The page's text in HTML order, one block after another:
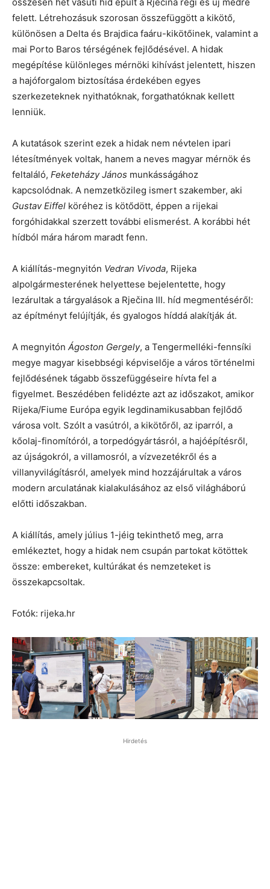
felett. Létrehozásuk szorosan összefüggött a kikötő,
különösen a Delta és Brajdica faáru-kikötőinek, valamint a
mai Porto Baros térségének fejlődésével. A hidak
megépítése különleges mérnöki kihívást jelentett, hiszen
a hajóforgalom biztosítása érdekében egyes
szerkezeteknek nyithatóknak, forgathatóknak kellett
lenniük.
A kutatások szerint ezek a hidak nem névtelen ipari
létesítmények voltak, hanem a neves magyar mérnök és
feltaláló, Feketeházy János munkásságához
kapcsolódnak. A nemzetközileg ismert szakember, aki
Gustav Eiffel köréhez is kötődött, éppen a rijekai
forgóhidakkal szerzett további elismerést. A korábbi hét
hídból mára három maradt fenn.
A kiállítás-megnyitón Vedran Vivoda, Rijeka
alpolgármesterének helyettese bejelentette, hogy
lezárultak a tárgyalások a Rječina III. híd megmentéséről:
az építményt felújítják, és gyalogos híddá alakítják át.
A megnyitón Ágoston Gergely, a Tengermelléki-fennsíki
megye magyar kisebbségi képviselője a város történelmi
fejlődésének tágabb összefüggéseire hívta fel a
figyelmet. Beszédében felidézte azt az időszakot, amikor
Rijeka/Fiume Európa egyik legdinamikusabban fejlődő
városa volt. Szólt a vasútról, a kikötőről, az iparról, a
kőolaj-finomítóról, a torpedógyártásról, a hajóépítésről,
az újságokról, a villamosról, a vízvezetékről és a
villanyvilágításról, amelyek mind hozzájárultak a város
modern arculatának kialakulásához az első világháború
előtti időszakban.
A kiállítás, amely július 1-jéig tekinthető meg, arra
emlékeztet, hogy a hidak nem csupán partokat kötöttek
össze: embereket, kultúrákat és nemzeteket is
összekapcsoltak.
Fotók: rijeka.hr
Hirdetés